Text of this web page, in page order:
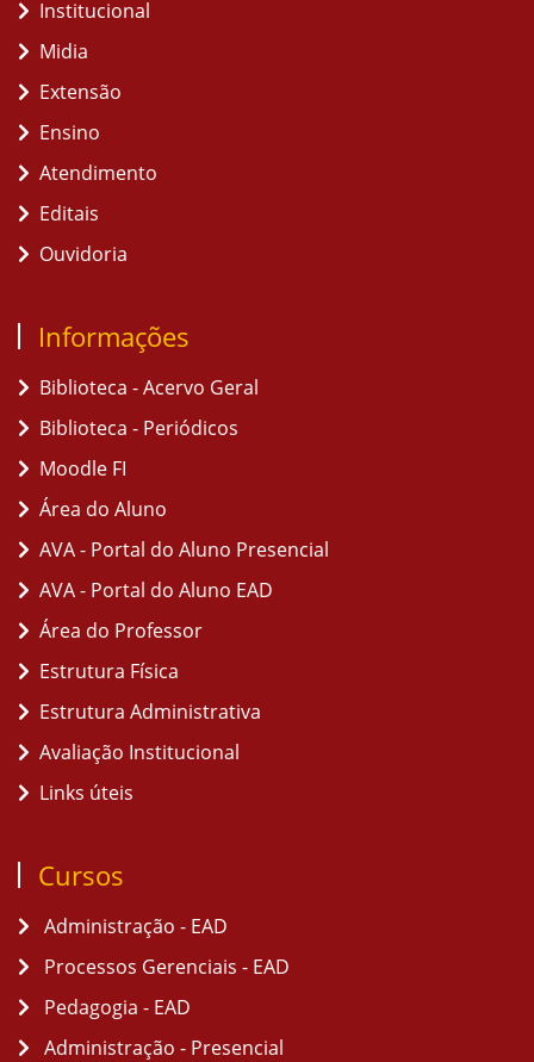
Institucional
Midia
Extensão
Ensino
Atendimento
Editais
Ouvidoria
Informações
Biblioteca - Acervo Geral
Biblioteca - Periódicos
Moodle FI
Área do Aluno
AVA - Portal do Aluno Presencial
AVA - Portal do Aluno EAD
Área do Professor
Estrutura Física
Estrutura Administrativa
Avaliação Institucional
Links úteis
Cursos
Administração - EAD
Processos Gerenciais - EAD
Pedagogia - EAD
Administração - Presencial